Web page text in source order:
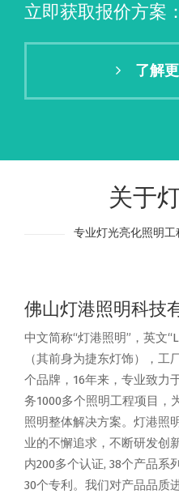
立即获取报价方案
了解
关于
专业灯光亮化照明
佛山灯港照明科技
中文简称“灯港照明”，英文
（其前身为捷东灯饰），工
个品牌，16年来，专业致力
务1000多个照明工程项目，
照明整体解决方案。灯港照
业的不懈追求，不断研发创
内200多个认证, 38个产品系
30个专利。我们对产品品质